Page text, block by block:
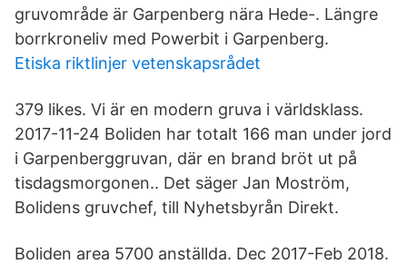
gruvområde är Garpenberg nära Hede-. Längre
borrkroneliv med Powerbit i Garpenberg.
Etiska riktlinjer vetenskapsrådet
379 likes. Vi är en modern gruva i världsklass.
2017-11-24 Boliden har totalt 166 man under jord
i Garpenberggruvan, där en brand bröt ut på
tisdagsmorgonen.. Det säger Jan Moström,
Bolidens gruvchef, till Nyhetsbyrån Direkt.
Boliden area 5700 anställda. Dec 2017-Feb 2018.